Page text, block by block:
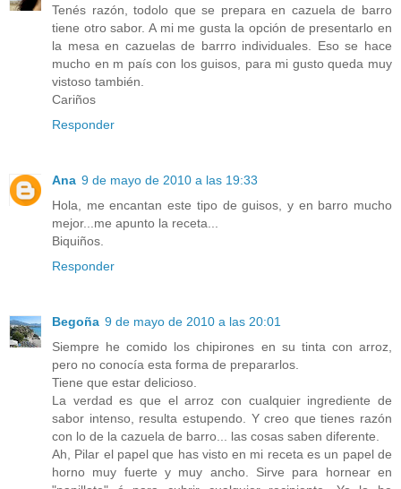
Tenés razón, todolo que se prepara en cazuela de barro
tiene otro sabor. A mi me gusta la opción de presentarlo en
la mesa en cazuelas de barrro individuales. Eso se hace
mucho en m país con los guisos, para mi gusto queda muy
vistoso también.
Cariños
Responder
Ana 9 de mayo de 2010 a las 19:33
Hola, me encantan este tipo de guisos, y en barro mucho
mejor...me apunto la receta...
Biquiños.
Responder
Begoña 9 de mayo de 2010 a las 20:01
Siempre he comido los chipirones en su tinta con arroz,
pero no conocía esta forma de prepararlos.
Tiene que estar delicioso.
La verdad es que el arroz con cualquier ingrediente de
sabor intenso, resulta estupendo. Y creo que tienes razón
con lo de la cazuela de barro... las cosas saben diferente.
Ah, Pilar el papel que has visto en mi receta es un papel de
horno muy fuerte y muy ancho. Sirve para hornear en